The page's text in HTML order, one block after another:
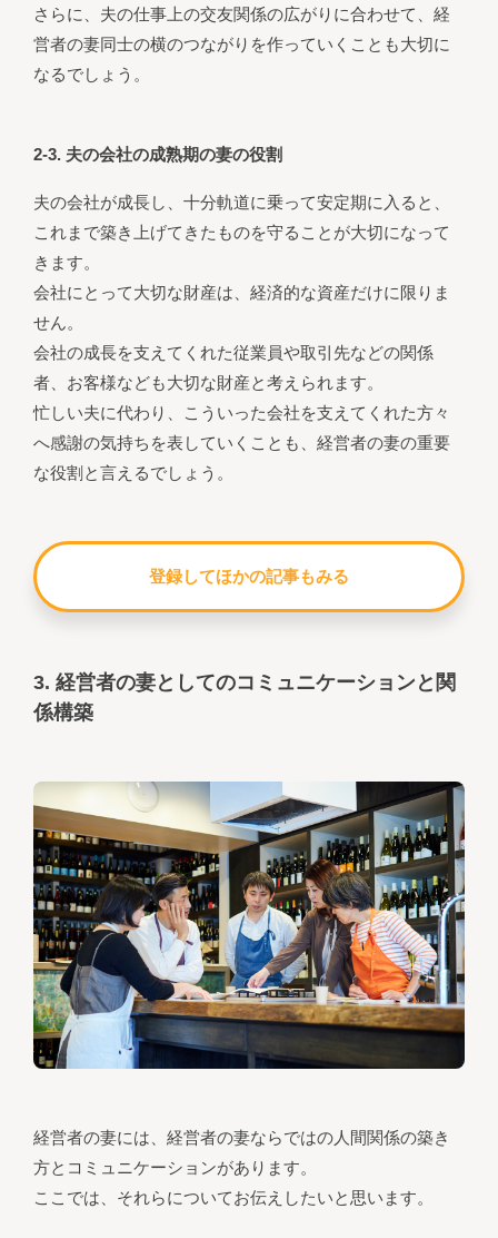
さらに、夫の仕事上の交友関係の広がりに合わせて、経
営者の妻同士の横のつながりを作っていくことも大切に
なるでしょう。
2-3. 夫の会社の成熟期の妻の役割
夫の会社が成長し、十分軌道に乗って安定期に入ると、
これまで築き上げてきたものを守ることが大切になって
きます。
会社にとって大切な財産は、経済的な資産だけに限りま
せん。
会社の成長を支えてくれた従業員や取引先などの関係
者、お客様なども大切な財産と考えられます。
忙しい夫に代わり、こういった会社を支えてくれた方々
へ感謝の気持ちを表していくことも、経営者の妻の重要
な役割と言えるでしょう。
登録してほかの記事もみる
3. 経営者の妻としてのコミュニケーションと関
係構築
経営者の妻には、経営者の妻ならではの人間関係の築き
方とコミュニケーションがあります。
ここでは、それらについてお伝えしたいと思います。